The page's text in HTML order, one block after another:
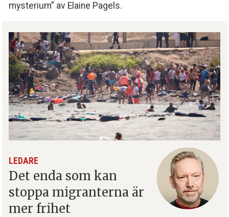
mysterium” av Elaine Pagels.
LEDARE
Det enda som kan
stoppa migranterna är
mer frihet